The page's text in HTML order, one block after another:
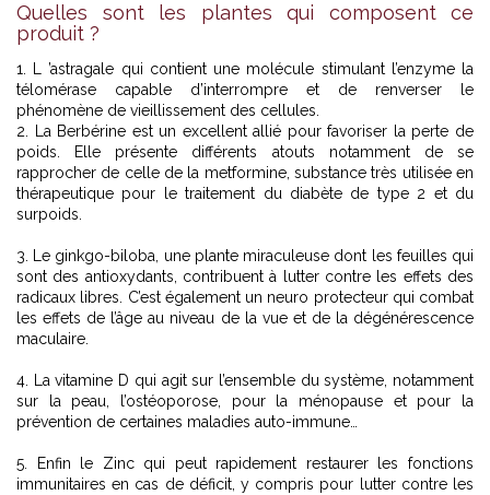
Quelles sont les plantes qui composent ce
produit ?
1. L ’astragale qui contient une molécule stimulant l’enzyme la
télomérase capable d’interrompre et de renverser le
phénomène de vieillissement des cellules.
2. La Berbérine est un excellent allié pour favoriser la perte de
poids. Elle présente différents atouts notamment de se
rapprocher de celle de la metformine, substance très utilisée en
thérapeutique pour le traitement du diabète de type 2 et du
surpoids.
3. Le ginkgo-biloba, une plante miraculeuse dont les feuilles qui
sont des antioxydants, contribuent à lutter contre les effets des
radicaux libres. C’est également un neuro protecteur qui combat
les effets de l’âge au niveau de la vue et de la dégénérescence
maculaire.
4. La vitamine D qui agit sur l’ensemble du système, notamment
sur la peau, l’ostéoporose, pour la ménopause et pour la
prévention de certaines maladies auto-immune…
5. Enfin le Zinc qui peut rapidement restaurer les fonctions
immunitaires en cas de déficit, y compris pour lutter contre les